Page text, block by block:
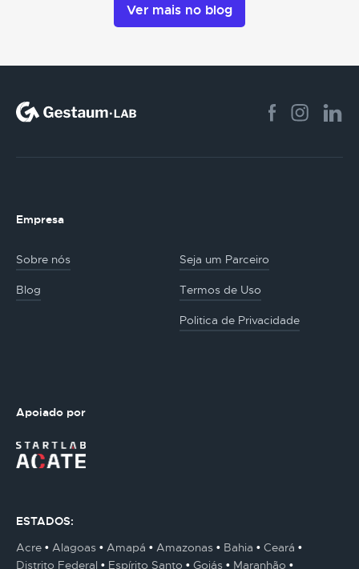
Ver mais no blog
Empresa
Sobre nós Seja um Parceiro
Blog Termos de Uso
Politica de Privacidade
Apoiado por
ESTADOS:
Acre
Alagoas Amapá Amazonas Bahia
Ceará
Distrito Federal
Espírito Santo Goiás Maranhão